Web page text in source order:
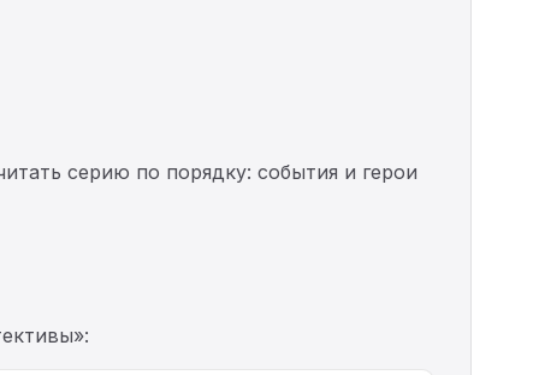
серию по порядку: события и герои